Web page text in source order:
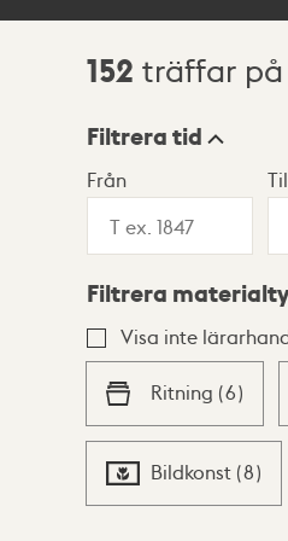
Sökresultat
152 träffar på
Visningsläge
Lista Karta
Filtrera tid
Från
Filtrera
Visa inte
Ritning (6)
Bildkonst (8)